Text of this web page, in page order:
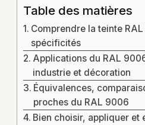
Table des matières
Comprendre la teinte
spécificités
Applications du RAL
industrie et décoration
Équivalences,
proches du RAL 9006
Bien choisir, appliquer et